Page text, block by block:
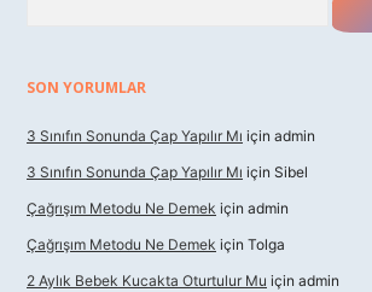
SON YORUMLAR
3 Sınıfın Sonunda Çap Yapılır Mı için admin
3 Sınıfın Sonunda Çap Yapılır Mı için Sibel
Çağrışım Metodu Ne Demek için admin
Çağrışım Metodu Ne Demek için Tolga
2 Aylık Bebek Kucakta Oturtulur Mu için admin